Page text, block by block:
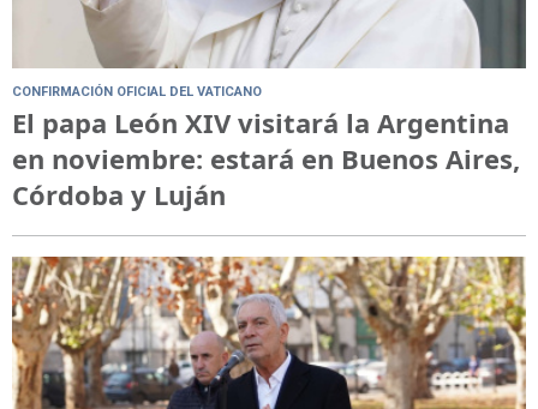
CONFIRMACIÓN OFICIAL DEL VATICANO
El papa León XIV visitará la Argentina
en noviembre: estará en Buenos Aires,
Córdoba y Luján